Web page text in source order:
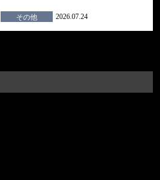
その他 2026.07.24